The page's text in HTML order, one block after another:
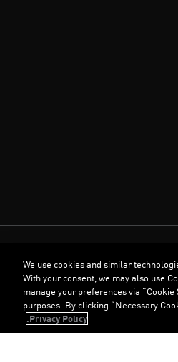
We use cookies and similar
With your consent, we may also use
manage your preferences via
purposes. By clicking “Necessary
Privacy Policy.